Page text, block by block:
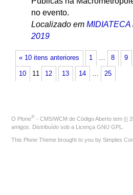
no evento.
Localizado em MIDIATECA
2019
« 10 itens anteriores 1 … 8 9
10 11 12 13 14 … 25
O Plone® - CMS/WCM de Código Aberto tem ©
amigos. Distribuído sob a Licença GNU GPL
This Plone Theme brought to you by Simples